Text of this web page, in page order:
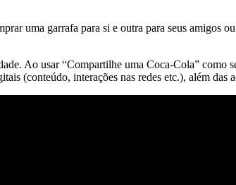
uma garrafa para si e outra para seus amigos
Ao usar “Compartilhe uma Coca-Cola”
(conteúdo, interações nas redes etc.), além das